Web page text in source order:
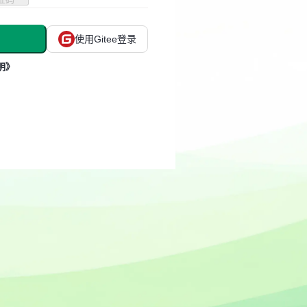
使用Gitee登录
》